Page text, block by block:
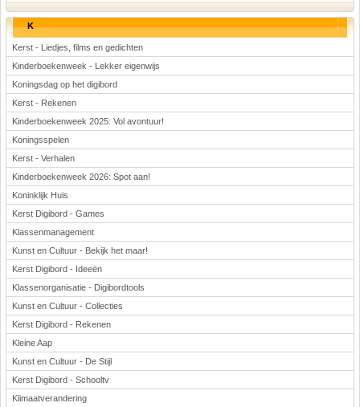
K
Kerst - Liedjes, films en gedichten
Kinderboekenweek - Lekker eigenwijs
Koningsdag op het digibord
Kerst - Rekenen
Kinderboekenweek 2025: Vol avontuur!
Koningsspelen
Kerst - Verhalen
Kinderboekenweek 2026: Spot aan!
Koninklijk Huis
Kerst Digibord - Games
Klassenmanagement
Kunst en Cultuur - Bekijk het maar!
Kerst Digibord - Ideeën
Klassenorganisatie - Digibordtools
Kunst en Cultuur - Collecties
Kerst Digibord - Rekenen
Kleine Aap
Kunst en Cultuur - De Stijl
Kerst Digibord - Schooltv
Klimaatverandering